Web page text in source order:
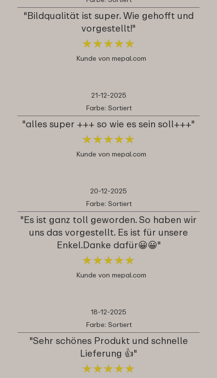
"Bildqualität ist super. Wie gehofft und
vorgestellt!"
★★★★★
★★★★★
Kunde von mepal.com
21-12-2025
Farbe: Sortiert
"alles super +++ so wie es sein soll+++"
★★★★★
★★★★★
Kunde von mepal.com
20-12-2025
Farbe: Sortiert
"Es ist ganz toll geworden. So haben wir
uns das vorgestellt. Es ist für unsere
Enkel.Danke dafür😀😀"
★★★★★
★★★★★
Kunde von mepal.com
18-12-2025
Farbe: Sortiert
"Sehr schönes Produkt und schnelle
Lieferung 👍"
★★★★★
★★★★★